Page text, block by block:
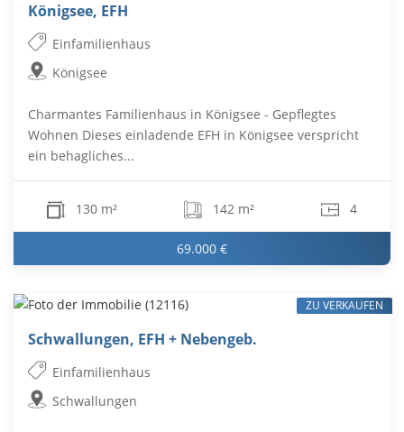
Königsee, EFH
Einfamilienhaus
Königsee
Charmantes Familienhaus in Königsee - Gepflegtes
Wohnen Dieses einladende EFH in Königsee verspricht
ein behagliches...
130 m² 142 m² 4
69.000 €
Schwallungen, EFH + Nebengeb.
Einfamilienhaus
Schwallungen
ZU VERKAUFEN